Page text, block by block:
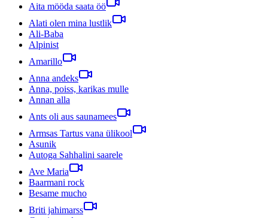
Aita mööda saata öö
Alati olen mina lustlik
Ali-Baba
Alpinist
Amarillo
Anna andeks
Anna, poiss, karikas mulle
Annan alla
Ants oli aus saunamees
Armsas Tartus vana ülikool
Asunik
Autoga Sahhalini saarele
Ave Maria
Baarmani rock
Besame mucho
Briti jahimarss